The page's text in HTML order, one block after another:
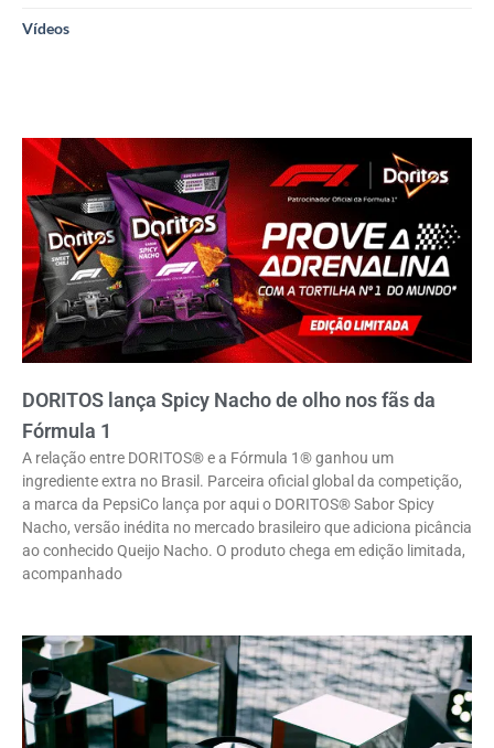
Vídeos
DORITOS lança Spicy Nacho de olho nos fãs da
Fórmula 1
A relação entre DORITOS® e a Fórmula 1® ganhou um
ingrediente extra no Brasil. Parceira oficial global da competição,
a marca da PepsiCo lança por aqui o DORITOS® Sabor Spicy
Nacho, versão inédita no mercado brasileiro que adiciona picância
ao conhecido Queijo Nacho. O produto chega em edição limitada,
acompanhado